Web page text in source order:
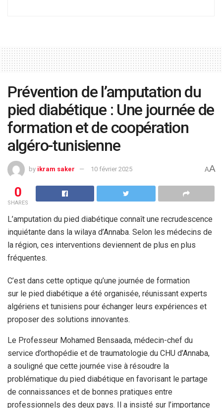
Prévention de l’amputation du
pied diabétique : Une journée de
formation et de coopération
algéro-tunisienne
by ikram saker 10 février 2025 AA
0
SHARES
L’amputation du pied diabétique connaît une recrudescence
inquiétante dans la wilaya d’Annaba. Selon les médecins de
la région, ces interventions deviennent de plus en plus
fréquentes.
C’est dans cette optique qu’une journée de formation
sur le pied diabétique a été organisée, réunissant experts
algériens et tunisiens pour échanger leurs expériences et
proposer des solutions innovantes.
Le Professeur Mohamed Bensaada, médecin-chef du
service d’orthopédie et de traumatologie du CHU d’Annaba,
a souligné que cette journée vise à résoudre la
problématique du pied diabétique en favorisant le partage
de connaissances et de bonnes pratiques entre
professionnels des deux pays. Il a insisté sur l’importance